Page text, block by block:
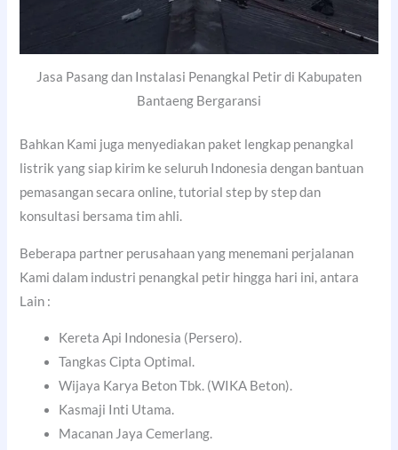
Jasa Pasang dan Instalasi Penangkal Petir di Kabupaten
Bantaeng Bergaransi
Bahkan Kami juga menyediakan paket lengkap penangkal
listrik yang siap kirim ke seluruh Indonesia dengan bantuan
pemasangan secara online, tutorial step by step dan
konsultasi bersama tim ahli.
Beberapa partner perusahaan yang menemani perjalanan
Kami dalam industri penangkal petir hingga hari ini, antara
Lain :
Kereta Api Indonesia (Persero).
Tangkas Cipta Optimal.
Wijaya Karya Beton Tbk. (WIKA Beton).
Kasmaji Inti Utama.
Macanan Jaya Cemerlang.